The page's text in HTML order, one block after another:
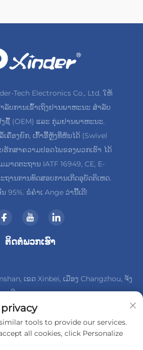
Tech Electronics Co., Ltd. ໃຫ້
ລັບການເຂົ້າເຖິງຢານພາຫະນະ ສຳລັບ
ຊື້ (OEM) ແລະ ກຸ່ມຢານພາຫະນະ.
ເຄື່ອງຍົກ, ເກົ້າອີ້ຫຼັງທີ່ຫັນໄດ້ (Swivel
ຮັກສາຄວາມປອດໄພຂອງພວກເຮົາ ໄດ້
າດຕະຖານ IATF 16949, CE, E-
ຖານການທົດສອບການເກີດອຸບັດຕິເຫດ.
95%. ຂໍຄຳເ Ange ວ່ານີ້ເດີ!
ຕິດຕໍ່ພວກເຮົາ
ເຂດ Xinbei, ເມືອງ Changzhou, ຈັງ
ທດຈີນ
tools to provide our services.
all cookies, click Personalize